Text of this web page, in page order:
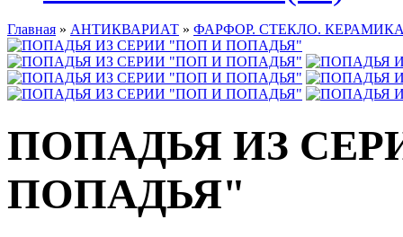
Главная » АНТИКВАРИАТ » ФАРФОР. СТЕКЛО.
ПОПАДЬЯ ИЗ
ПОПАДЬЯ"